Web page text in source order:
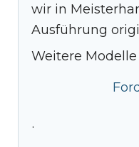
wir in
Ausführung
Weitere
·